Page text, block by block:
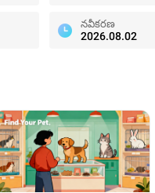
నవీకరణ
2026.08.02